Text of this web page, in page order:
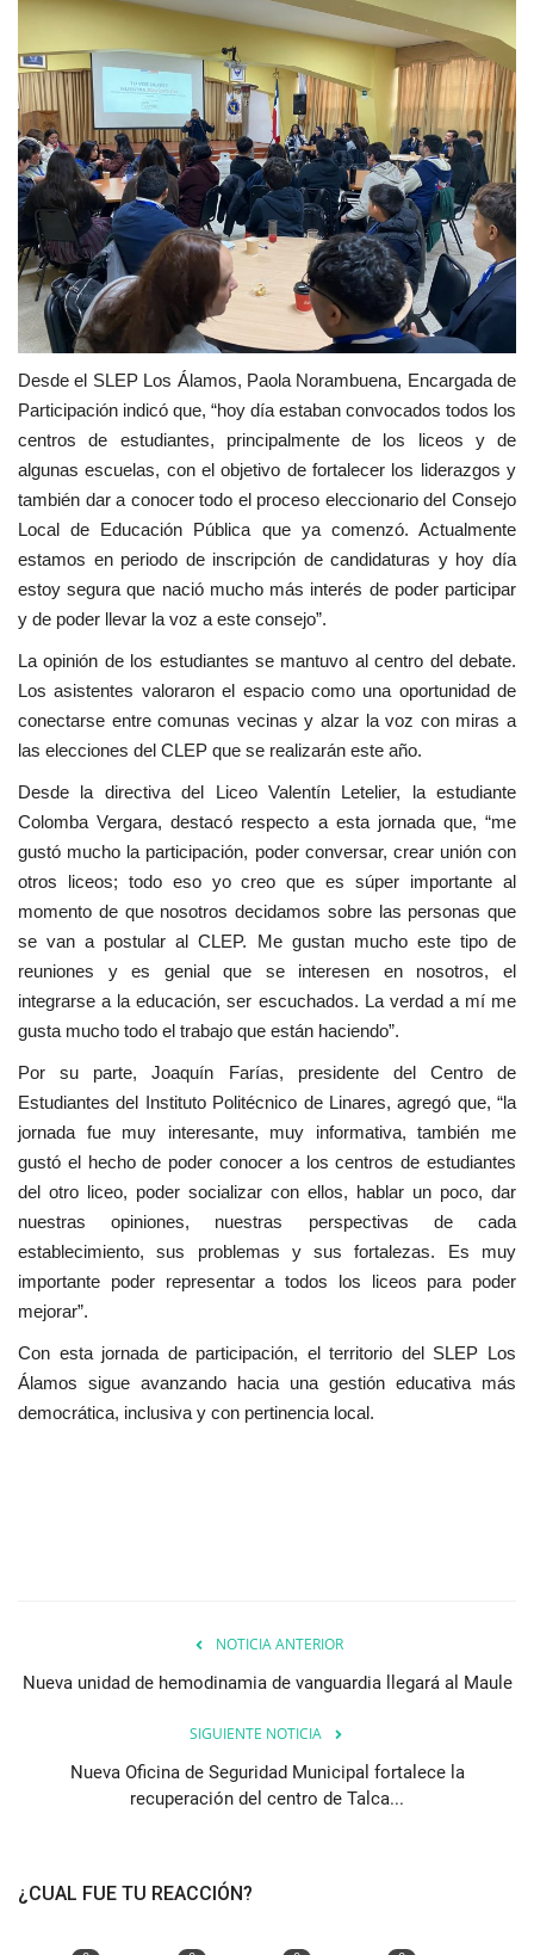
Desde el SLEP Los Álamos, Paola Norambuena, Encargada de
Participación indicó que, “hoy día estaban convocados todos los
centros de estudiantes, principalmente de los liceos y de
algunas escuelas, con el objetivo de fortalecer los liderazgos y
también dar a conocer todo el proceso eleccionario del Consejo
Local de Educación Pública que ya comenzó. Actualmente
estamos en periodo de inscripción de candidaturas y hoy día
estoy segura que nació mucho más interés de poder participar
y de poder llevar la voz a este consejo”.
La opinión de los estudiantes se mantuvo al centro del debate.
Los asistentes valoraron el espacio como una oportunidad de
conectarse entre comunas vecinas y alzar la voz con miras a
las elecciones del CLEP que se realizarán este año.
Desde la directiva del Liceo Valentín Letelier, la estudiante
Colomba Vergara, destacó respecto a esta jornada que, “me
gustó mucho la participación, poder conversar, crear unión con
otros liceos; todo eso yo creo que es súper importante al
momento de que nosotros decidamos sobre las personas que
se van a postular al CLEP. Me gustan mucho este tipo de
reuniones y es genial que se interesen en nosotros, el
integrarse a la educación, ser escuchados. La verdad a mí me
gusta mucho todo el trabajo que están haciendo”.
Por su parte, Joaquín Farías, presidente del Centro de
Estudiantes del Instituto Politécnico de Linares, agregó que, “la
jornada fue muy interesante, muy informativa, también me
gustó el hecho de poder conocer a los centros de estudiantes
del otro liceo, poder socializar con ellos, hablar un poco, dar
nuestras opiniones, nuestras perspectivas de cada
establecimiento, sus problemas y sus fortalezas. Es muy
importante poder representar a todos los liceos para poder
mejorar”.
Con esta jornada de participación, el territorio del SLEP Los
Álamos sigue avanzando hacia una gestión educativa más
democrática, inclusiva y con pertinencia local.
NOTICIA ANTERIOR
Nueva unidad de hemodinamia de vanguardia llegará al Maule
SIGUIENTE NOTICIA
Nueva Oficina de Seguridad Municipal fortalece la
recuperación del centro de Talca...
¿CUAL FUE TU REACCIÓN?